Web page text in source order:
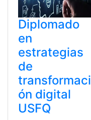
Diplomado
en
estrategias
de
transformaci
ón digital
USFQ